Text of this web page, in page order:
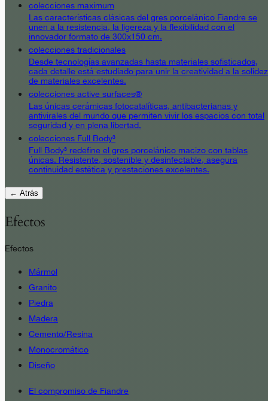
colecciones maximum
Las características clásicas del gres porcelánico Fiandre se
unen a la resistencia, la ligereza y la flexibilidad con el
innovador formato de 300x150 cm.
colecciones tradicionales
Desde tecnologías avanzadas hasta materiales sofisticados,
cada detalle está estudiado para unir la creatividad a la solidez
de materiales excelentes.
colecciones active surfaces®
Las únicas cerámicas fotocatalíticas, antibacterianas y
antivirales del mundo que permiten vivir los espacios con total
seguridad y en plena libertad.
colecciones Full Body³
Full Body³ redefine el gres porcelánico macizo con tablas
únicas. Resistente, sostenible y desinfectable, asegura
continuidad estética y prestaciones excelentes.
← Atrás
Efectos
Efectos
Mármol
Granito
Piedra
Madera
Cemento/Resina
Monocromático
Diseño
El compromiso de Fiandre